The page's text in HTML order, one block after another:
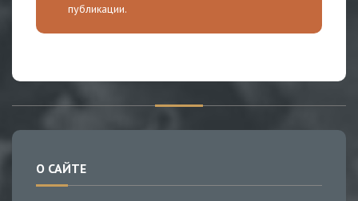
публикации.
О САЙТЕ